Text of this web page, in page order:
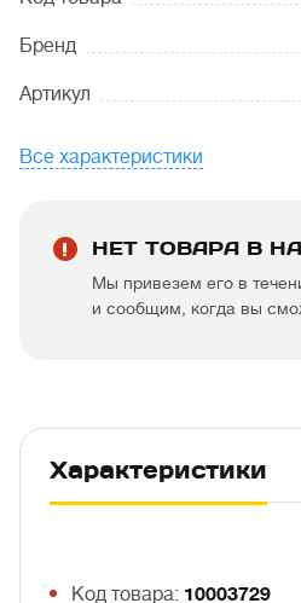
Бренд
Артикул
Все характеристики
НЕТ ТОВАРА В
Мы привезем его в
и сообщим, когда вы
Характеристики
Код товара: 10003729